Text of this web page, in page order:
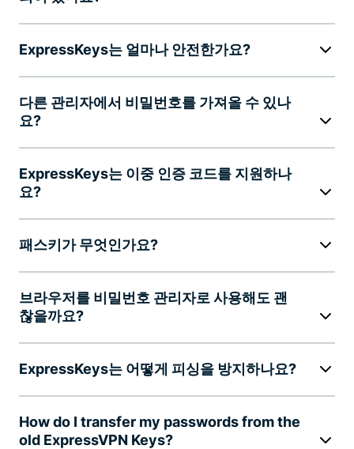
ExpressKeys는 얼마나 안전한가요?
다른 관리자에서 비밀번호를 가져올 수 있나
요?
ExpressKeys는 이중 인증 코드를 지원하나
요?
패스키가 무엇인가요?
브라우저를 비밀번호 관리자로 사용해도 괜
찮을까요?
ExpressKeys는 어떻게 피싱을 방지하나요?
How do I transfer my passwords from the
old ExpressVPN Keys?